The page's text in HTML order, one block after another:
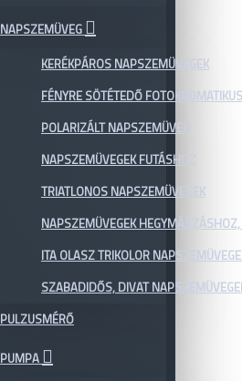
NAPSZEMÜVEG
KERÉKPÁROS NAPSZEMÜVEGEK
FÉNYRE SÖTÉTEDŐ
POLARIZÁLT NAPSZEMÜVEG
NAPSZEMÜVEGEK FUTÁSHOZ
TRIATLONOS NAPSZEMÜVEGEK
NAPSZEMÜVEGEK
ITA OLASZ TRIKOLOR
SZABADIDŐS, DIVAT
PULZUSMÉRŐ
PUMPA